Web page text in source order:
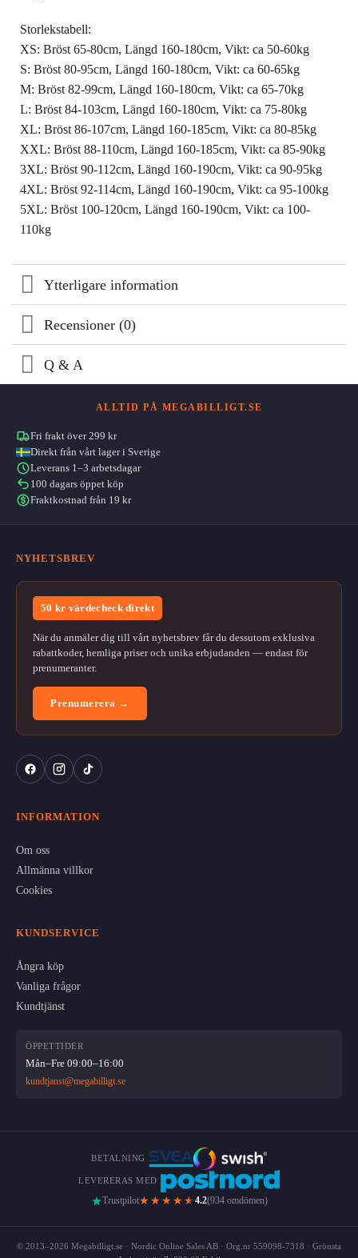
Storlekstabell:
XS: Bröst 65-80cm, Längd 160-180cm, Vikt: ca 50-60kg
S: Bröst 80-95cm, Längd 160-180cm, Vikt: ca 60-65kg
M: Bröst 82-99cm, Längd 160-180cm, Vikt: ca 65-70kg
L: Bröst 84-103cm, Längd 160-180cm, Vikt: ca 75-80kg
XL: Bröst 86-107cm, Längd 160-185cm, Vikt: ca 80-85kg
XXL: Bröst 88-110cm, Längd 160-185cm, Vikt: ca 85-90kg
3XL: Bröst 90-112cm, Längd 160-190cm, Vikt: ca 90-95kg
4XL: Bröst 92-114cm, Längd 160-190cm, Vikt: ca 95-100kg
5XL: Bröst 100-120cm, Längd 160-190cm, Vikt: ca 100-
110kg
Ytterligare information
Recensioner (0)
Q & A
ALLTID PÅ MEGABILLIGT.SE
Fri frakt över 299 kr
Direkt från vårt lager i Sverige
Leverans 1–3 arbetsdagar
100 dagars öppet köp
Fraktkostnad från 19 kr
NYHETSBREV
50 kr värdecheck direkt
När du anmäler dig till vårt nyhetsbrev får du dessutom exklusiva
rabattkoder, hemliga priser och unika erbjudanden — endast för
prenumeranter.
Prenumerera →
INFORMATION
Om oss
Allmänna villkor
Cookies
KUNDSERVICE
Ångra köp
Vanliga frågor
Kundtjänst
ÖPPETTIDER
Mån–Fre 09:00–16:00
kundtjanst@megabilligt.se
BETALNING
LEVERERAS MED
Trustpilot★★★★ ★ 4.2(934 omdömen)
© 2013–2026 Megabilligt.se · Nordic Online Sales AB · Org.nr 559098-7318 · Grönsta